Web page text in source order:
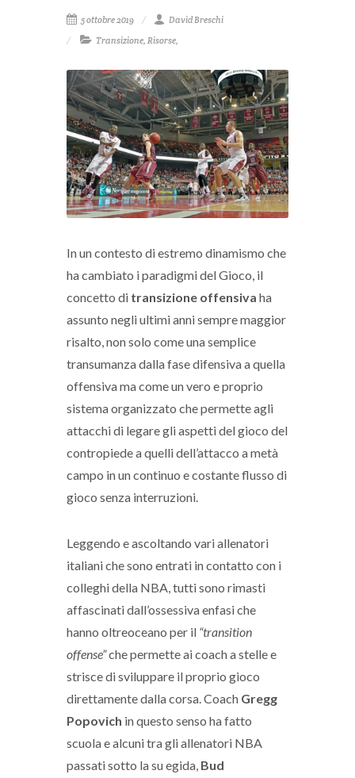
5 ottobre 2019
David Breschi
Transizione, Risorse,
In un contesto di estremo dinamismo che
ha cambiato i paradigmi del Gioco, il
concetto di transizione offensiva ha
assunto negli ultimi anni sempre maggior
risalto, non solo come una semplice
transumanza dalla fase difensiva a quella
offensiva ma come un vero e proprio
sistema organizzato che permette agli
attacchi di legare gli aspetti del gioco del
contropiede a quelli dell’attacco a metà
campo in un continuo e costante flusso di
gioco senza interruzioni.
Leggendo e ascoltando vari allenatori
italiani che sono entrati in contatto con i
colleghi della NBA, tutti sono rimasti
affascinati dall’ossessiva enfasi che
hanno oltreoceano per il “transition
offense”che permette ai coach a stelle e
strisce di sviluppare il proprio gioco
direttamente dalla corsa. Coach Gregg
Popovich in questo senso ha fatto
scuola e alcuni tra gli allenatori NBA
passati sotto la su egida, Bud